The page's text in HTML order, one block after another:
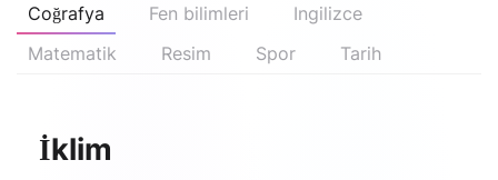
Coğrafya Fen bilimleri
Ingilizce
Matematik
Resim Spor Tarih
İklim